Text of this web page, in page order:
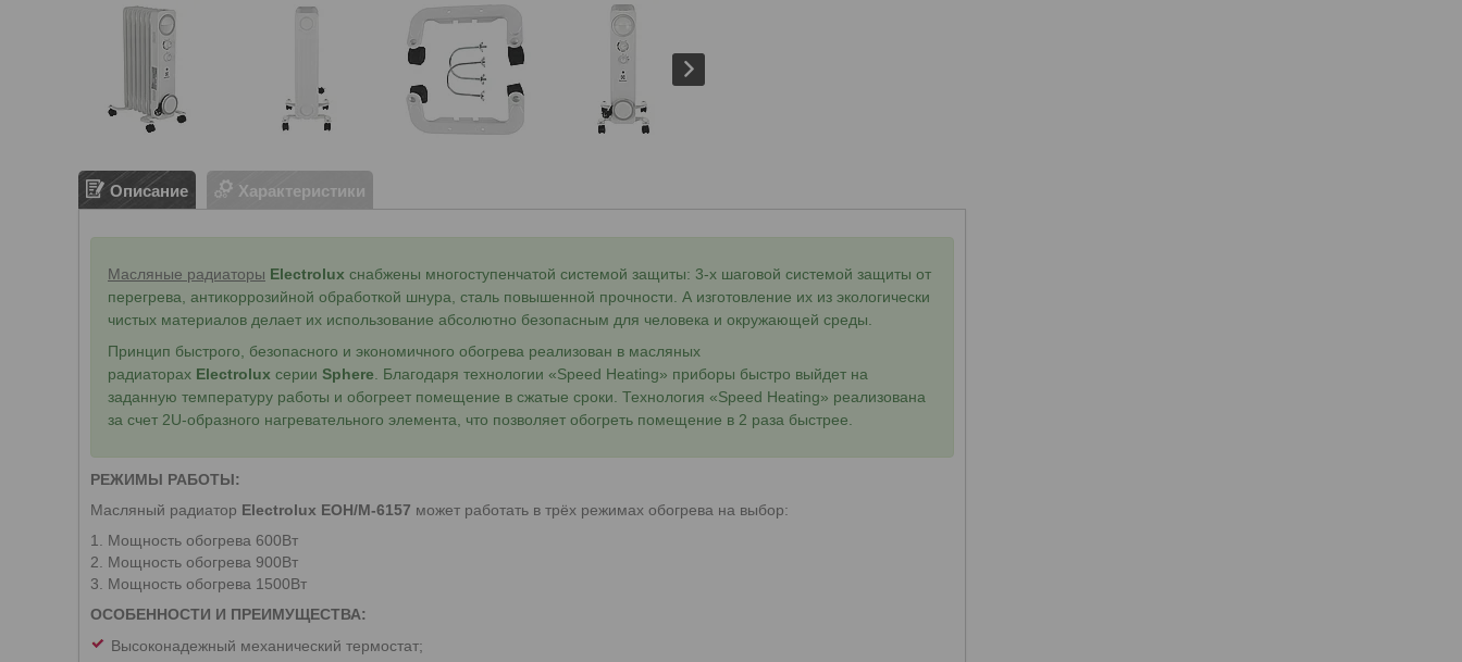
Описание Характеристики
Масляные радиаторы Electrolux снабжены многоступенчатой системой защиты: 3-х шаговой системой защиты от
перегрева, антикоррозийной обработкой шнура, сталь повышенной прочности. А изготовление их из экологически
чистых материалов делает их использование абсолютно безопасным для человека и окружающей среды.
Принцип быстрого, безопасного и экономичного обогрева реализован в масляных
радиаторах Electrolux серии Sphere . Благодаря технологии «Speed Heating» приборы быстро выйдет на
заданную температуру работы и обогреет помещение в сжатые сроки. Технология «Speed Heating» реализована
за счет 2U-образного нагревательного элемента, что позволяет обогреть помещение в 2 раза быстрее.
РЕЖИМЫ РАБОТЫ:
Масляный радиатор Electrolux EOH/M-6157 может работать в трёх режимах обогрева на выбор:
1. Мощность обогрева 600Вт
2. Мощность обогрева 900Вт
3. Мощность обогрева 1500Вт
ОСОБЕННОСТИ И ПРЕИМУЩЕСТВА:
Высоконадежный механический термостат;